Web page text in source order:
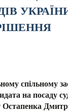
спільному
на посаду
Остапенка